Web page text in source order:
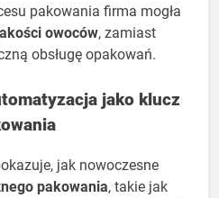
pakowania firma mogła
owoców, zamiast
obsługę opakowań.
jako klucz
jak nowoczesne
pakowania, takie jak